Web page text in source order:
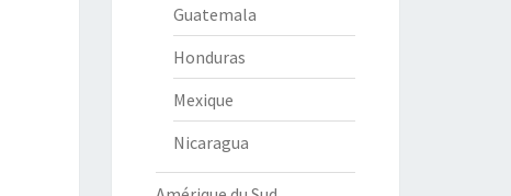
Guatemala
Honduras
Mexique
Nicaragua